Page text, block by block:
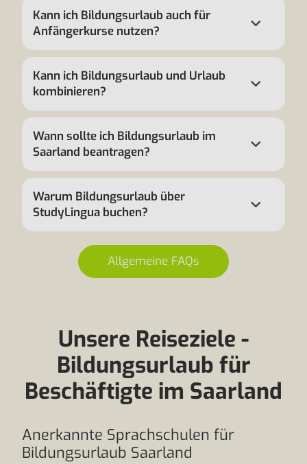
Kann ich Bildungsurlaub auch für
Anfängerkurse nutzen?
Kann ich Bildungsurlaub und Urlaub
kombinieren?
Wann sollte ich Bildungsurlaub im
Saarland beantragen?
Warum Bildungsurlaub über
StudyLingua buchen?
Allgemeine FAQs
Unsere Reiseziele -
Bildungsurlaub für
Beschäftigte im Saarland
Anerkannte Sprachschulen für
Bildungsurlaub Saarland